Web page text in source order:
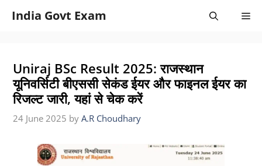
India Govt Exam
Uniraj BSc Result 2025: राजस्थान
यूनिवर्सिटी बीएससी सेकंड ईयर और फाइनल ईयर का
रिजल्ट जारी, यहां से चेक करें
24 June 2025 by A.R Choudhary